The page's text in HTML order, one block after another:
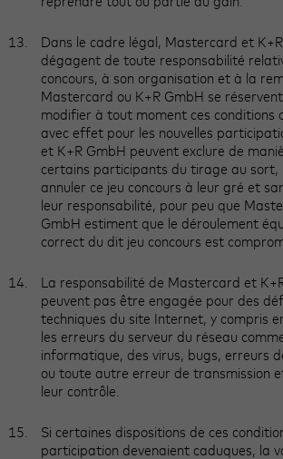
Dans le cadre légal, Mastercard et
dégagent de toute responsabilité
concours, à son organisation et à la
Mastercard ou K+R GmbH se
modifier à tout moment ces conditions
avec effet pour les nouvelles
et K+R GmbH peuvent exclure de
certains participants du tirage au sort,
annuler ce jeu concours à leur gré et
leur responsabilité, pour peu que
GmbH estiment que le déroulement
correct du dit jeu concours est
La responsabilité de Mastercard et
peuvent pas être engagée pour des
techniques du site Internet, y compris
les erreurs du serveur du réseau
informatique, des virus, bugs, erreurs
ou toute autre erreur de transmission
leur contrôle.
Si certaines dispositions de ces
participation devenaient caduques, la